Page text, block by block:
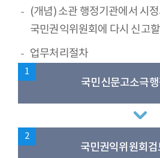
(개념) 소관 행정기관에서 시
국민권익위원회에 다시 신고
업무처리절차
1
국민신문고소극
2
국민권익위원회